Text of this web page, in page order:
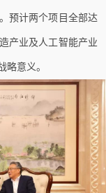
预计两个项目全部达
产业及人工智能产业
略意义。